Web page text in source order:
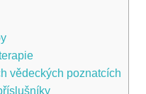
vědeckých poznatcích